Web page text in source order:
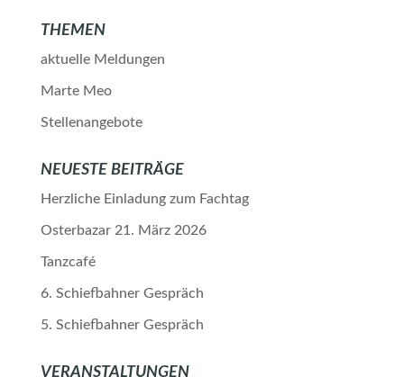
THEMEN
aktuelle Meldungen
Marte Meo
Stellenangebote
NEUESTE BEITRÄGE
Herzliche Einladung zum Fachtag
Osterbazar 21. März 2026
Tanzcafé
6. Schiefbahner Gespräch
5. Schiefbahner Gespräch
VERANSTALTUNGEN